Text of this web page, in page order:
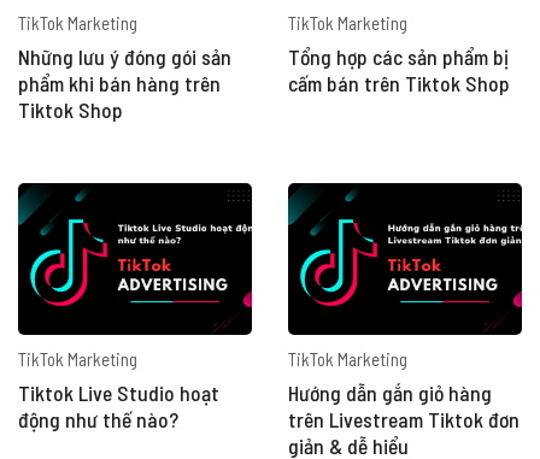
TikTok Marketing
Những lưu ý đóng gói sản
phẩm khi bán hàng trên
Tiktok Shop
TikTok Marketing
Tổng hợp các sản phẩm bị
cấm bán trên Tiktok Shop
TikTok Marketing
Tiktok Live Studio hoạt
động như thế nào?
TikTok Marketing
Hướng dẫn gắn giỏ hàng
trên Livestream Tiktok đơn
giản & dễ hiểu